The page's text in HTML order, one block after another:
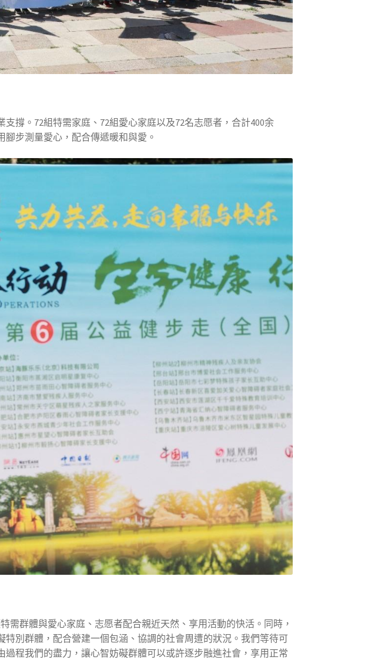
支撐。72組特需家庭、72組愛心家庭以及72名志愿者，合計400余
步測量愛心，配合傳遞暖和與愛。
群體與愛心家庭、志愿者配合親近天然、享用活動的快活。同時，
別群體，配合營建一個包涵、協調的社會周遭的狀況。我們等待可
程我們的盡力，讓心智妨礙群體可以或許逐步融進社會，享用正常